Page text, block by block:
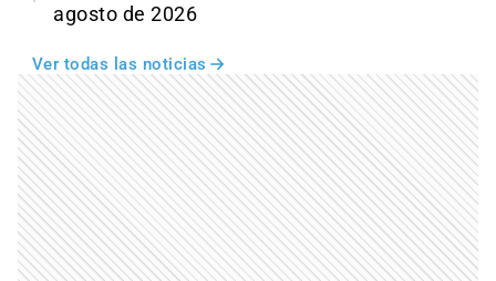
agosto de 2026
Ver todas las noticias